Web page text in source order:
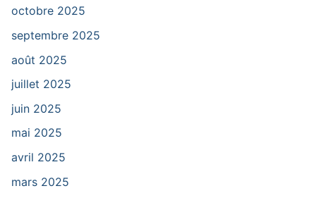
octobre 2025
septembre 2025
août 2025
juillet 2025
juin 2025
mai 2025
avril 2025
mars 2025